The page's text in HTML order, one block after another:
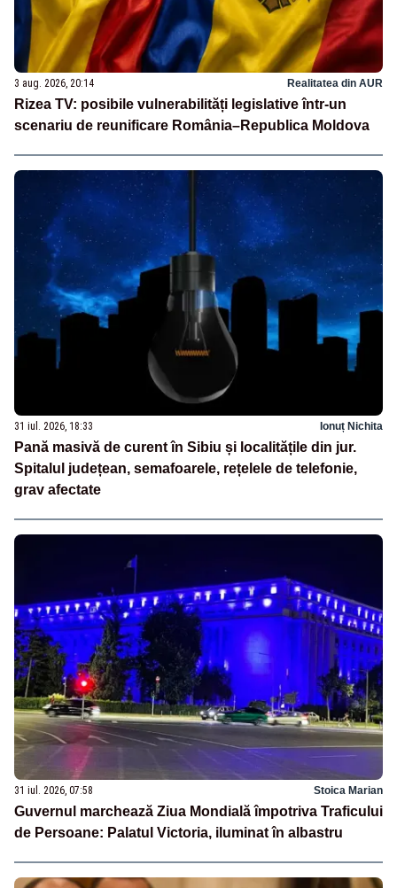
3 aug. 2026, 20:14 Realitatea din AUR
Rizea TV: posibile vulnerabilități legislative într-un
scenariu de reunificare România–Republica Moldova
31 iul. 2026, 18:33 Ionuț Nichita
Pană masivă de curent în Sibiu și localitățile din jur.
Spitalul județean, semafoarele, rețelele de telefonie,
grav afectate
31 iul. 2026, 07:58 Stoica Marian
Guvernul marchează Ziua Mondială împotriva Traficului
de Persoane: Palatul Victoria, iluminat în albastru